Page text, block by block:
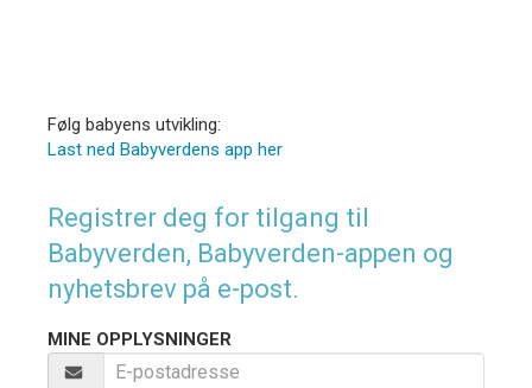
Følg babyens utvikling:
Last ned Babyverdens app her
Registrer deg for tilgang til
Babyverden, Babyverden-appen og
nyhetsbrev på e-post.
MINE OPPLYSNINGER